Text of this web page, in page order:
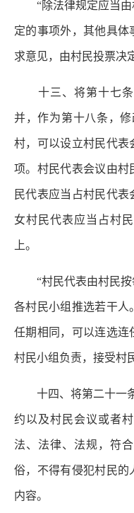
“除法律规定应当由
定的事项外，其他具体
求意见，由村民投票决
十三、将第十七条
并，作为第十八条，
村，可以设立村民代表
项。村民代表会议由村
民代表应当占村民代
女村民代表应当占村
上。
“村民代表由村民按
各村民小组推选若干人
任期相同，可以连选连
村民小组负责，接受村
十四、将第二十一条
约以及村民会议或者
法、法律、法规，符
俗，不得有侵犯村民的
内容。